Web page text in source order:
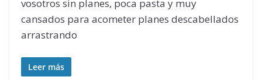
vosotros sin planes, poca pasta y muy
cansados para acometer planes descabellados
arrastrando
Leer más